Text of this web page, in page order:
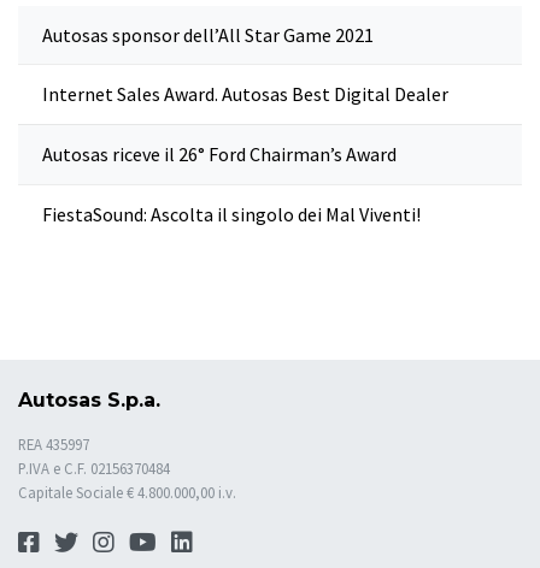
Autosas sponsor dell’All Star Game 2021
Internet Sales Award. Autosas Best Digital Dealer
Autosas riceve il 26° Ford Chairman’s Award
FiestaSound: Ascolta il singolo dei Mal Viventi!
Autosas S.p.a.
REA 435997
P.IVA e C.F. 02156370484
Capitale Sociale € 4.800.000,00 i.v.